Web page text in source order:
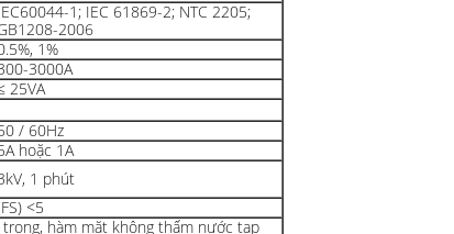
1; IEC 61869-2; NTC 2205;
2006
1%
3000A
25VA
/ 60Hz
hoặc 1A
1 phút
<5
hàm mặt không thấm nước tạp